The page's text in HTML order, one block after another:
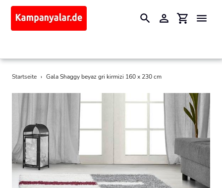
Direkt
Inhalt
SuchenEinloggen
Startseite › Gala Shaggy beyaz gri kirmizi 160 x 230 cm